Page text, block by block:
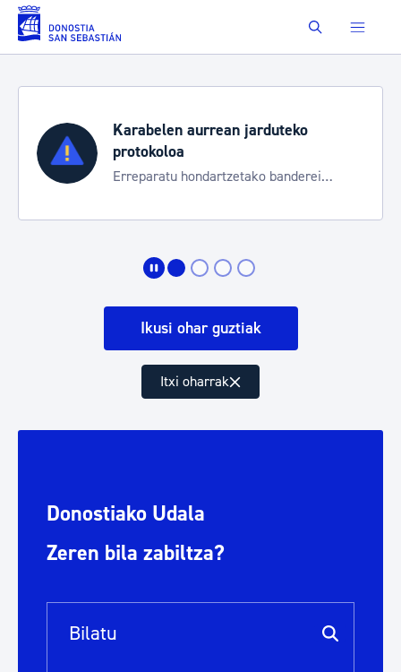
Eduki nagusira joan Buscar
Aste Nagusia 2026
Trafiko mozketak eta
bereziak
Ikusi ohar guztiak
Itxi oharrak
Donostiako Udala
Zeren bila zabiltza?
Bilaketa barra